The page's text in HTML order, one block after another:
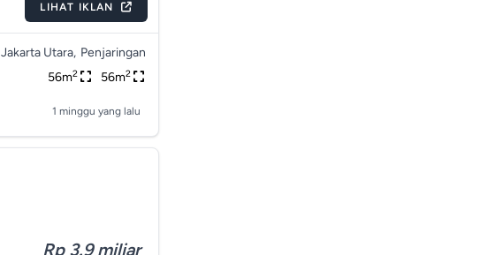
LIHAT IKLAN
Jakarta Utara, Penjaringan
56m2 56m2
1 minggu yang lalu
Rp 3.9 miliar